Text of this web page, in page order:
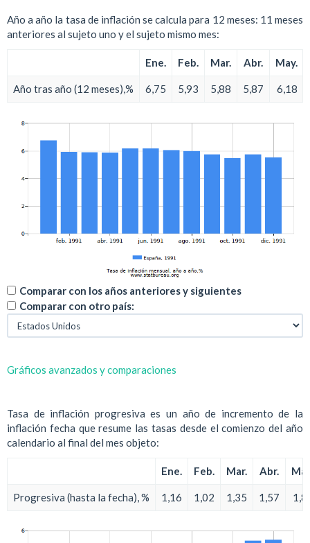
Año a año la tasa de inflación se calcula para 12 meses: 11 meses
anteriores al sujeto uno y el sujeto mismo mes:
Ene. Feb. Mar. Abr. May.
Año tras año (12 meses),% 6,75 5,93 5,88 5,87 6,18
Comparar con los años anteriores y siguientes
Comparar con otro país:
Gráficos avanzados y comparaciones
Tasa de inflación progresiva es un año de incremento de la
inflación fecha que resume las tasas desde el comienzo del año
calendario al final del mes objeto:
Ene. Feb. Mar. Abr.
Progresiva (hasta la fecha), % 1,16 1,02 1,35 1,57